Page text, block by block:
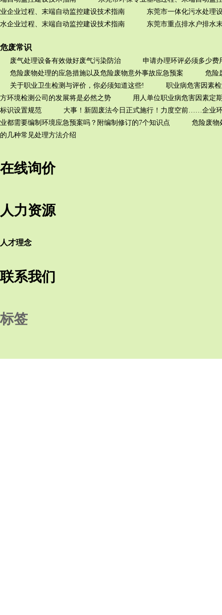
业企业过程、末端自动监控建设技术指南
东莞市一体化污水处理
水企业过程、末端自动监控建设技术指南
东莞市重点排水户排水
危废常识
废气处理设备有效做好废气污染防治
申请办理环评必须多少费
危险废物处理的应急措施以及危险废物意外事故应急预案
危险
关于职业卫生检测与评价，你必须知道这些!
职业病危害因素
方环境检测公司的发展将是必然之势
用人单位职业病危害因素定
标识设置规范
大事！新固废法今日正式施行！力度空前……企业
业都需要编制环境应急预案吗？附编制修订的7个知识点
危险废物
的几种常见处理方法介绍
在线询价
人力资源
人才理念
联系我们
标签